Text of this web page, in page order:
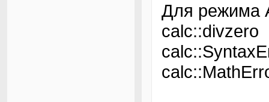
Для режима